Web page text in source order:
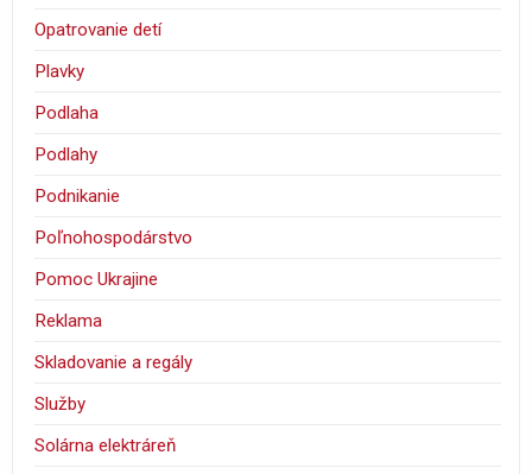
Opatrovanie detí
Plavky
Podlaha
Podlahy
Podnikanie
Poľnohospodárstvo
Pomoc Ukrajine
Reklama
Skladovanie a regály
Služby
Solárna elektráreň